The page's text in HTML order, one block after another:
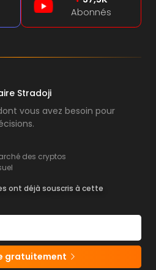
Abonnés
Stradoji
vous avez besoin pour
des cryptos
ont déjà souscris à cette
gratuitement